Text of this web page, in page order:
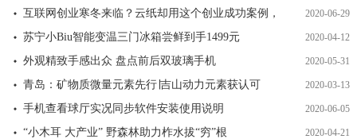
互联网创业寒冬来临？云纸却用这个创业成功案例， 2020-06-29
苏宁小Biu智能变温三门冰箱尝鲜到手1499元 2020-04-12
外观精致手感出众 盘点前后双玻璃手机 2020-05-31
青岛：矿物质微量元素先行∣吉山动力元素获认可 2020-03-13
手机查看球厅实况同步软件安装使用说明 2020-06-05
“小木耳 大产业” 野森林助力柞水拔“穷”根 2020-04-21